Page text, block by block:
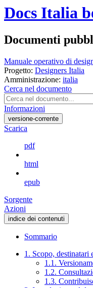
Docs Italia
Documenti
Manuale operativo di
Progetto: Designers Italia
Amministrazione: italia
Cerca nel documento
Informazioni
versione-corrente
Scarica
pdf
html
epub
Sorgente
Azioni
indice dei contenuti
Sommario
1. Scopo, destinatari
1.1.
1.2.
1.3.